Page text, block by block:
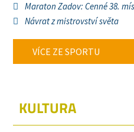
Maraton Zadov: Cenné 38.
Návrat z mistrovství světa
VÍCE ZE SPORTU
KULTURA